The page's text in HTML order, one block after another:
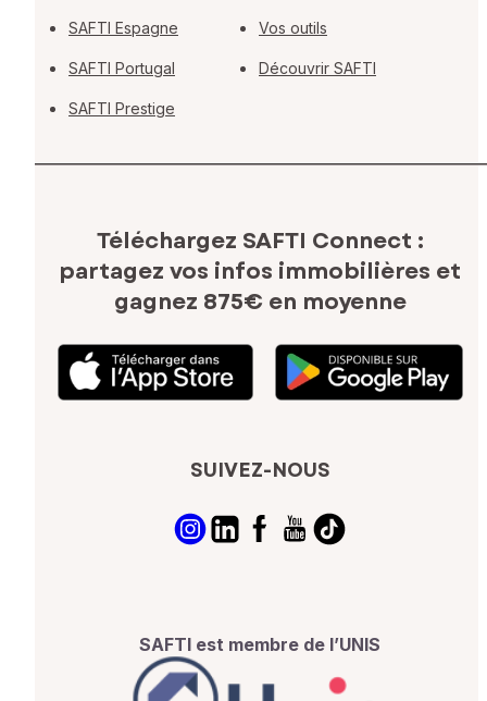
SAFTI Espagne
SAFTI Portugal
SAFTI Prestige
Vos outils
Découvrir SAFTI
Téléchargez SAFTI Connect :
partagez vos infos immobilières et
gagnez 875€ en moyenne
SUIVEZ-NOUS
SAFTI est membre de l’UNIS